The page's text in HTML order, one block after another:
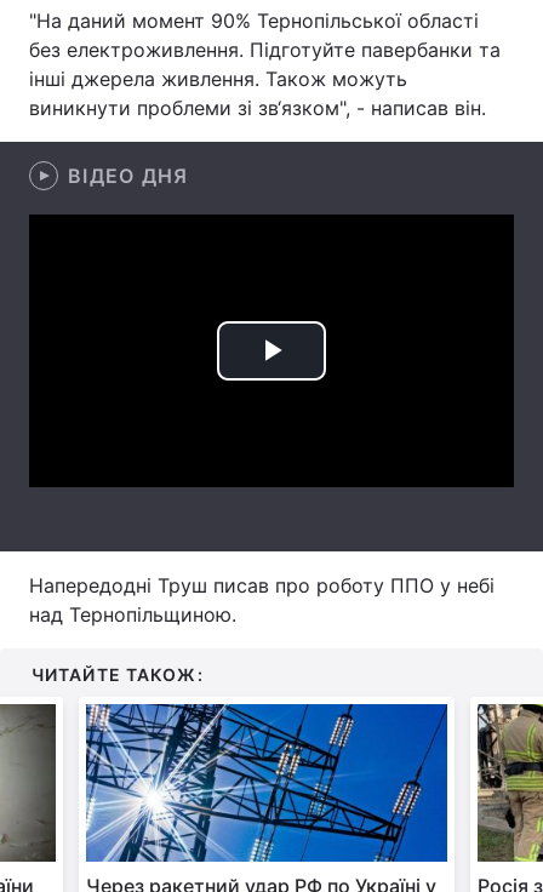
Спорт Наука
Техно і зв'язок Лайт
Зброя Інциденти
Здоров'я
Послуги
"На даний момент 90% Тернопільської області
без електроживлення. Підготуйте павербанки та
інші джерела живлення. Також можуть
виникнути проблеми зі зв‘язком", - написав він.
ВІДЕО ДНЯ
Play
Напередодні Труш писав про роботу ППО у небі
над Тернопільщиною.
ЧИТАЙТЕ ТАКОЖ:
Через ракетний удар РФ по Україні у
Росія